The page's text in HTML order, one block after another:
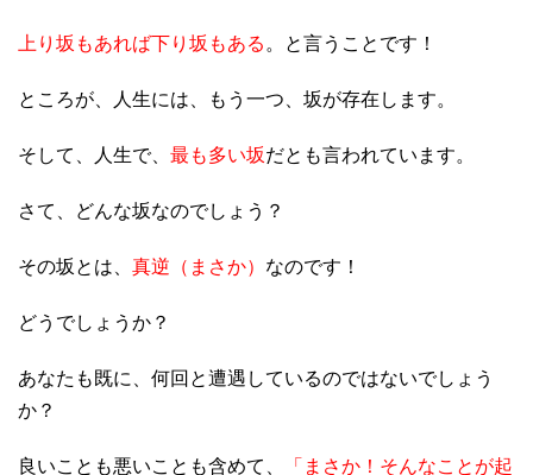
上り坂もあれば下り坂もある 。と言うことです！
ところが、人生には、もう一つ、坂が存在します。
そして、人生で、 最も多い坂だとも言われています。
さて、どんな坂なのでしょう？
その坂とは、 真逆（まさか） なのです！
どうでしょうか？
あなたも既に、何回と遭遇しているのではないでしょう
か？
良いことも悪いことも含めて、 「まさか！そんなことが起